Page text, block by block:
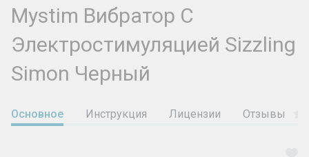
Mystim Вибратор С
Электростимуляцией Sizzling
Simon Черный
Основное Инструкция Лицензии Отзывы